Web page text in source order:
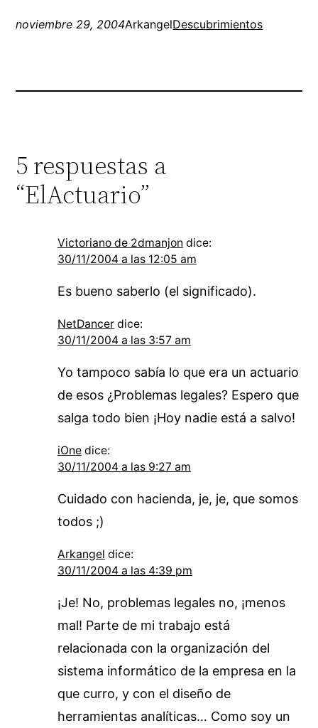
noviembre 29, 2004ArkangelDescubrimientos
5 respuestas a
“ElActuario”
Victoriano de 2dmanjon dice:
30/11/2004 a las 12:05 am
Es bueno saberlo (el significado).
NetDancer dice:
30/11/2004 a las 3:57 am
Yo tampoco sabía lo que era un actuario
de esos ¿Problemas legales? Espero que
salga todo bien ¡Hoy nadie está a salvo!
iOne dice:
30/11/2004 a las 9:27 am
Cuidado con hacienda, je, je, que somos
todos ;)
Arkangel dice:
30/11/2004 a las 4:39 pm
¡Je! No, problemas legales no, ¡menos
mal! Parte de mi trabajo está
relacionada con la organización del
sistema informático de la empresa en la
que curro, y con el diseño de
herramientas analíticas… Como soy un